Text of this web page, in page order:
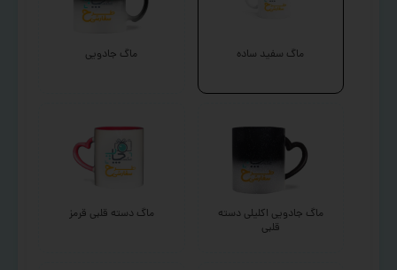
ماگ سفید ساده ماگ جادویی
ماگ جادویی اکلیلی دسته
قلبی
ماگ دسته قلبی قرمز